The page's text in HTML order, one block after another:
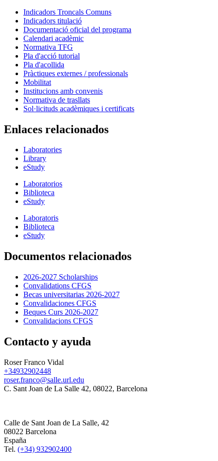
Indicadors Troncals Comuns
Indicadors titulació
Documentació oficial del programa
Calendari acadèmic
Normativa TFG
Pla d'acció tutorial
Pla d'acollida
Pràctiques externes / professionals
Mobilitat
Institucions amb convenis
Normativa de trasllats
Sol·licituds acadèmiques i certificats
Enlaces relacionados
Laboratories
Library
eStudy
Laboratorios
Biblioteca
eStudy
Laboratoris
Biblioteca
eStudy
Documentos relacionados
2026-2027 Scholarships
Convalidations CFGS
Becas universitarias 2026-2027
Convalidaciones CFGS
Beques Curs 2026-2027
Convalidacions CFGS
Contacto y ayuda
Roser Franco Vidal
+34932902448
roser.franco@salle.url.edu
C. Sant Joan de La Salle 42, 08022, Barcelona
Calle de Sant Joan de La Salle, 42
08022 Barcelona
España
Tel. (+34) 932902400